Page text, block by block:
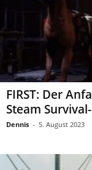
FIRST: Der
Steam
Dennis - 5. August 2023